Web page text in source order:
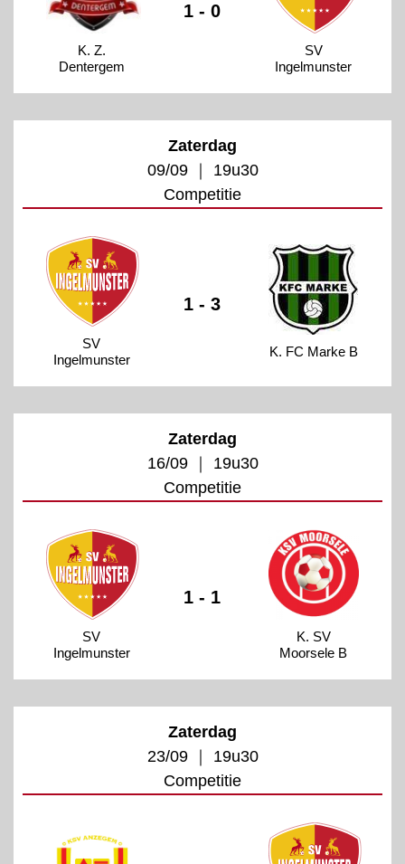
K. Z.
Dentergem
1 - 0
SV
Ingelmunster
Zaterdag
09/09 ｜ 19u30
Competitie
SV
Ingelmunster
1 - 3
K. FC Marke B
Zaterdag
16/09 ｜ 19u30
Competitie
SV
Ingelmunster
1 - 1
K. SV
Moorsele B
Zaterdag
23/09 ｜ 19u30
Competitie